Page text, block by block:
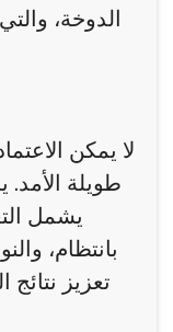
الدوخة،
لا يمكن
طويلة
يشمل
بانتظام،
تعزيز